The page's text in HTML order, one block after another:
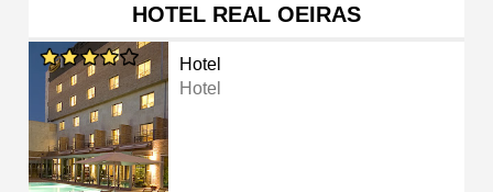
HOTEL REAL OEIRAS
Hotel
Hotel